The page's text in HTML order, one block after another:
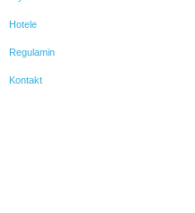
Hotele
Regulamin
Kontakt